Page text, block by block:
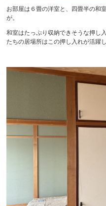
お部屋は６畳の洋室と、四畳半の和
が。
和室はたっぷり収納できそうな押し
たちの居場所はこの押し入れが活躍